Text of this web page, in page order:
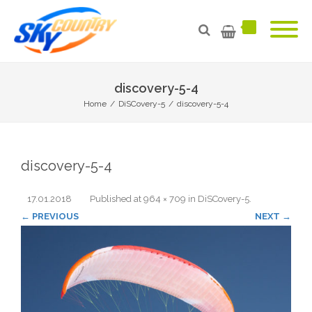
discovery-5-4
Home / DiSCovery-5 / discovery-5-4
discovery-5-4
Published
17.01.2018 at 964 × 709 in DiSCovery-5
← PREVIOUS
NEXT →